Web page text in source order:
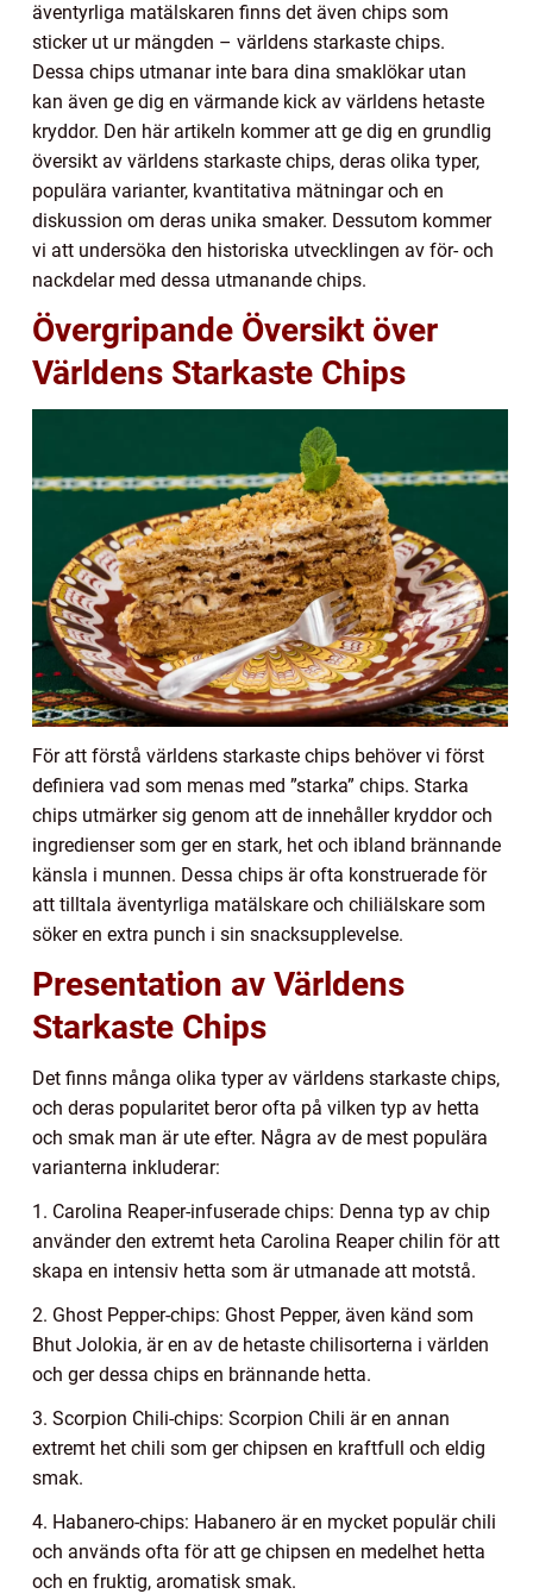
äventyrliga matälskaren finns det även chips som
sticker ut ur mängden – världens starkaste chips.
Dessa chips utmanar inte bara dina smaklökar utan
kan även ge dig en värmande kick av världens hetaste
kryddor. Den här artikeln kommer att ge dig en grundlig
översikt av världens starkaste chips, deras olika typer,
populära varianter, kvantitativa mätningar och en
diskussion om deras unika smaker. Dessutom kommer
vi att undersöka den historiska utvecklingen av för- och
nackdelar med dessa utmanande chips.
Övergripande Översikt över
Världens Starkaste Chips
För att förstå världens starkaste chips behöver vi först
definiera vad som menas med ”starka” chips. Starka
chips utmärker sig genom att de innehåller kryddor och
ingredienser som ger en stark, het och ibland brännande
känsla i munnen. Dessa chips är ofta konstruerade för
att tilltala äventyrliga matälskare och chiliälskare som
söker en extra punch i sin snacksupplevelse.
Presentation av Världens
Starkaste Chips
Det finns många olika typer av världens starkaste chips,
och deras popularitet beror ofta på vilken typ av hetta
och smak man är ute efter. Några av de mest populära
varianterna inkluderar:
1. Carolina Reaper-infuserade chips: Denna typ av chip
använder den extremt heta Carolina Reaper chilin för att
skapa en intensiv hetta som är utmanade att motstå.
2. Ghost Pepper-chips: Ghost Pepper, även känd som
Bhut Jolokia, är en av de hetaste chilisorterna i världen
och ger dessa chips en brännande hetta.
3. Scorpion Chili-chips: Scorpion Chili är en annan
extremt het chili som ger chipsen en kraftfull och eldig
smak.
4. Habanero-chips: Habanero är en mycket populär chili
och används ofta för att ge chipsen en medelhet hetta
och en fruktig, aromatisk smak.